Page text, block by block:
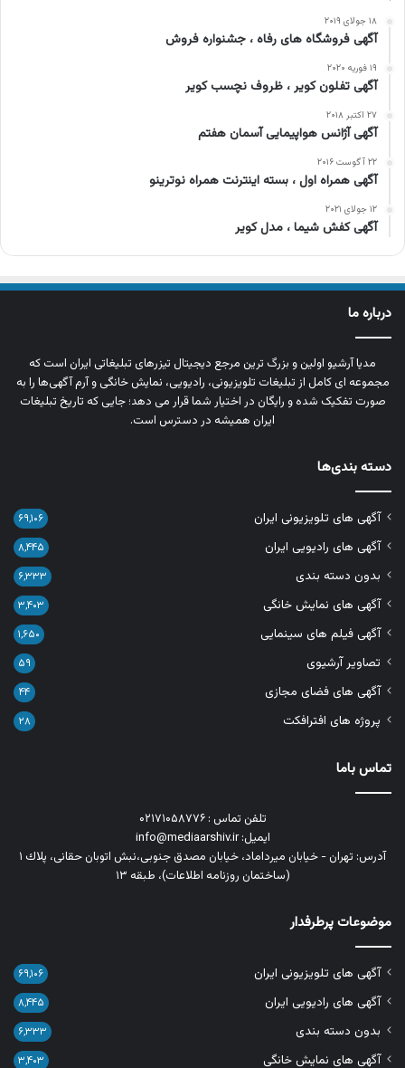
۱۸ جولای ۲۰۱۹
آگهی فروشگاه های رفاه ، جشنواره فروش
۱۹ فوریه ۲۰۲۰
آگهی تفلون کویر ، ظروف نچسب کویر
۲۷ اکتبر ۲۰۱۸
آگهی آژانس هواپیمایی آسمان هفتم
۲۲ آگوست ۲۰۱۶
آگهی همراه اول ، بسته اینترنت همراه نوترینو
۱۲ جولای ۲۰۲۱
آگهی کفش شیما ، مدل کویر
درباره ما
مدیا آرشیو اولین و بزرگ‌ ترین مرجع دیجیتال تیزرهای تبلیغاتی ایران است که
مجموعه‌ ای کامل از تبلیغات تلویزیونی، رادیویی، نمایش خانگی و آرم‌ آگهی‌ها را به‌
صورت تفکیک‌ شده و رایگان در اختیار شما قرار می‌ دهد؛ جایی که تاریخ تبلیغات
ایران همیشه در دسترس است.
دسته بندی‌ها
آگهی های تلویزیونی ایران ۶۹,۱۰۶
آگهی های رادیویی ایران ۸,۴۴۵
بدون دسته بندی ۶,۳۳۳
آگهی های نمایش خانگی ۳,۴۰۳
آگهی فیلم های سینمایی ۱,۶۵۰
تصاویر آرشیوی ۵۹
آگهی های فضای مجازی ۴۴
پروژه های افترافکت ۲۸
تماس باما
تلفن تماس : ۰۲۱۷۱۰۵۸۷۷۶
ایمیل: info@mediaarshiv.ir
آدرس: تهران - خیابان میرداماد، خیابان مصدق جنوبی،نبش اتوبان حقانی، پلاك ١
(ساختمان روزنامه اطلاعات)، طبقه ۱۳
موضوعات پرطرفدار
آگهی های تلویزیونی ایران ۶۹,۱۰۶
آگهی های رادیویی ایران ۸,۴۴۵
بدون دسته بندی ۶,۳۳۳
آگهی های نمایش خانگی ۳,۴۰۳